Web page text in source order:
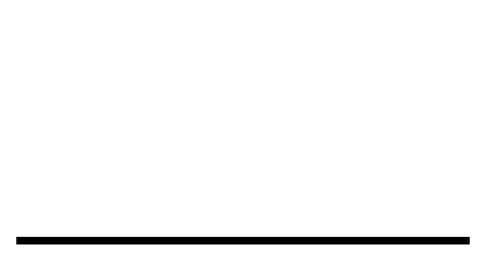
o/?fbclid=IwAR1yKTPCs52BkOuVvCW5E3DxuNvb